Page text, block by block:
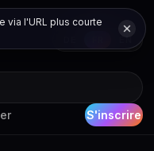
S'inscrire
via l'URL plus courte